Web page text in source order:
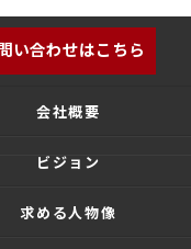
い合わせはこちら
会社概要
ビジョン
求める人物像